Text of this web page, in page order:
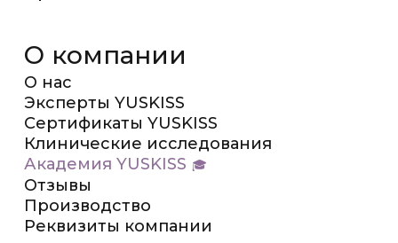
О компании
О нас
Эксперты YUSKISS
Сертификаты YUSKISS
Клинические исследования
Академия YUSKISS
Отзывы
Производство
Реквизиты компании